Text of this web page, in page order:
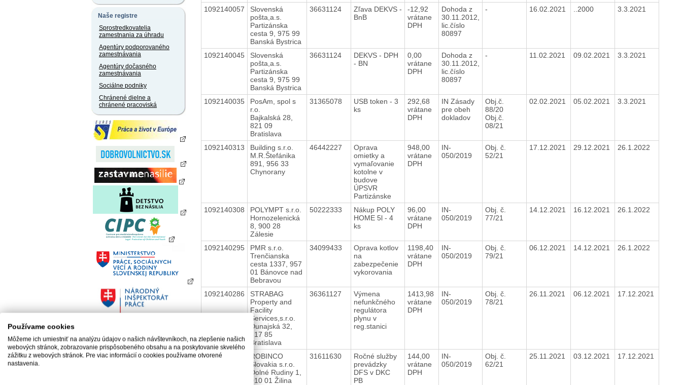
Naše registre
Sprostredkovatelia
zamestnania za úhradu
Agentúry podporovaného
zamestnávania
Agentúry dočasného
zamestnávania
Sociálne podniky
Chránené dielne a
chránené pracoviská
1092140057
Slovenská
pošta,a.s.
Partizánska
cesta 9, 975 99
Banská Bystrica
36631124
Zľava DEKVS -
BnB
-12,92
vrátane
DPH
Dohoda z
30.11.2012,
lic.číslo
80897
- 16.02.2021 ..2000 3.3.2021
1092140045
Slovenská
pošta,a.s.
Partizánska
cesta 9, 975 99
Banská Bystrica
36631124
DEKVS - DPH
- BN
0,00
vrátane
DPH
Dohoda z
30.11.2012,
lic.číslo
80897
- 11.02.2021 09.02.2021 3.3.2021
1092140035
PosAm, spol s
r.o.
Bajkalská 28,
821 09
Bratislava
31365078
USB token - 3
ks
292,68
vrátane
DPH
IN Zásady
pre obeh
dokladov
Obj.č.
88/20
Obj.č.
08/21
02.02.2021 05.02.2021 3.3.2021
1092140313
Building s.r.o.
M.R.Štefánika
891, 956 33
Chynorany
46442227
Oprava
omietky a
vymaľovanie
kotolne v
budove
ÚPSVR
Partizánske
948,00
vrátane
DPH
IN-
050/2019
Obj. č.
52/21
17.12.2021 29.12.2021 26.1.2022
1092140308
POLYMPT s.r.o.
Hornozelenická
8, 900 28
Zálesie
50222333
Nákup POLY
HOME 5l - 4
ks
96,00
vrátane
DPH
IN-
050/2019
Obj. č.
77/21
14.12.2021 16.12.2021 26.1.2022
1092140295
PMR s.r.o.
Trenčianska
cesta 1337, 957
01 Bánovce nad
Bebravou
34099433
Oprava kotlov
na
zabezpečenie
vykorovania
1198,40
vrátane
DPH
IN-
050/2019
Obj. č.
79/21
06.12.2021 14.12.2021 26.1.2022
1092140286
STRABAG
Property and
Facility
Services,s.r.o.
Dunajská 32,
817 85
Bratislava
36361127
Výmena
nefunkčného
regulátora
plynu v
reg.stanici
1413,98
vrátane
DPH
IN-
050/2019
Obj. č.
78/21
26.11.2021 06.12.2021 17.12.2021
1092140282
ROBINCO
Slovakia s.r.o.
Dolné Rudiny 1,
010 01 Žilina
31611630
Ročné služby
prevádzky
DFS v DKC
PB
144,00
vrátane
DPH
IN-
050/2019
Obj. č.
62/21
25.11.2021 03.12.2021 17.12.2021
Používame cookies
Môžeme ich umiestniť na analýzu údajov o našich návštevníkoch, na zlepšenie našich
webových stránok, zobrazovanie prispôsobeného obsahu a na poskytovanie skvelého
zážitku z webových stránok. Pre viac informácií o cookies používame otvorené
nastavenia.